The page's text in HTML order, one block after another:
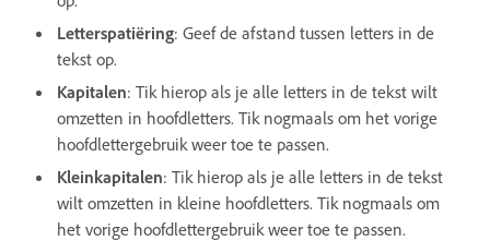
Letterspatiëring: Geef de afstand tussen letters in de
tekst op.
Kapitalen: Tik hierop als je alle letters in de tekst wilt
omzetten in hoofdletters. Tik nogmaals om het vorige
hoofdlettergebruik weer toe te passen.
Kleinkapitalen: Tik hierop als je alle letters in de tekst
wilt omzetten in kleine hoofdletters. Tik nogmaals om
het vorige hoofdlettergebruik weer toe te passen.